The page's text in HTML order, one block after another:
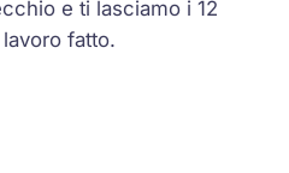
e ti lasciamo i 12
fatto.